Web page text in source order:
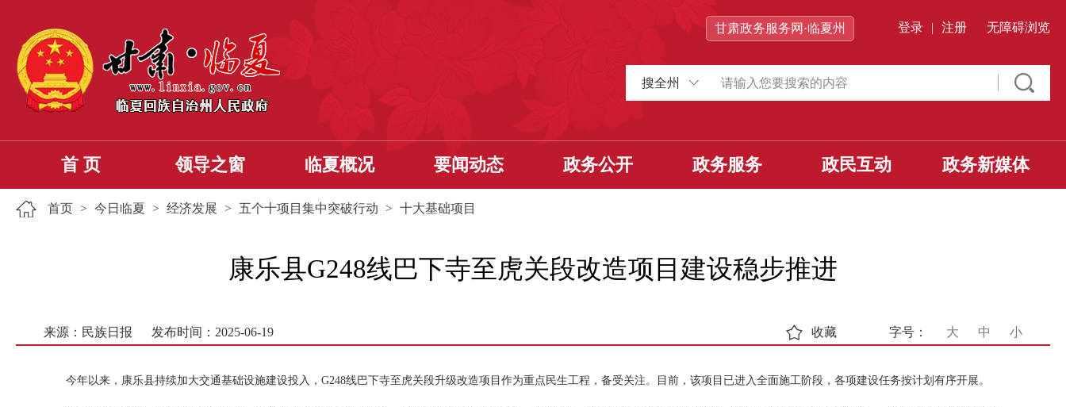
甘肃政务服务网·临夏州 登录 | 注册 无障碍浏览
搜全州
首 页 领导之窗 临夏概况 要闻动态 政务公开 政务服务 政民互动 政务新媒体
首页 > 今日临夏 > 经济发展 > 五个十项目集中突破行动 > 十大基础项目
康乐县G248线巴下寺至虎关段改造项目建设稳步推进
来源：民族日报 发布时间：2025-06-19 字号： 大 中 小
收藏
今年以来，康乐县持续加大交通基础设施建设投入，G248线巴下寺至虎关段升级改造项目作为重点民生工程，备受关注。目前，该项目已进入全面施工阶段，各项建设任务按计划有序开展。